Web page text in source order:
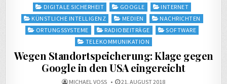
inDIGITALE SICHERHEIT
GOOGLE
INTERNET
KÜNSTLICHE INTELLIGENZ
MEDIEN
NACHRICHTEN
ORTUNGSSYSTEME
RADIOBEITRÄGE
SOFTWARE
TELEKOMMUNIKATION
Wegen Standortspeicherung: Klage gegen
Google in den USA eingereicht
MICHAEL VOSS 21. AUGUST 2018